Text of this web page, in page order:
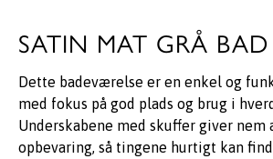
SATIN MAT GRÅ BAD
Dette badeværelse er en enkel og
med fokus på god plads og brug i
Underskabene med skuffer giver nem
opbevaring, så tingene hurtigt kan